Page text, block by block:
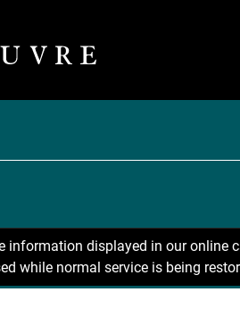
displayed in our online
while normal service is being